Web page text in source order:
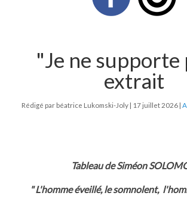
"Je ne supporte
extrait
Rédigé par béatrice Lukomski-Joly 17 juillet 2026
Tableau de Siméon
" L'homme éveillé, le somnolent,